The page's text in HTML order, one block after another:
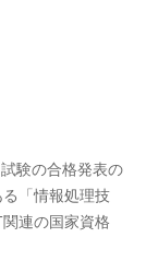
験の合格発表の
「情報処理技
連の国家資格